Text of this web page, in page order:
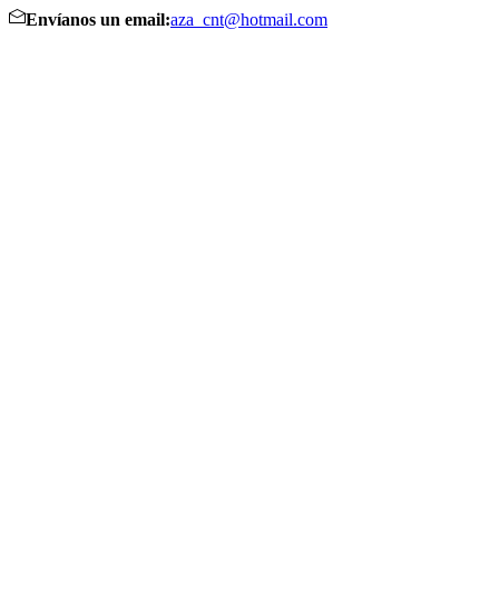
Envíanos un email:aza_cnt@hotmail.com